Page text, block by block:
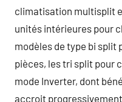
climatisation multisplit
unités intérieures pour
modèles de type bi
pièces, les tri split pour
mode Inverter, dont
accroit